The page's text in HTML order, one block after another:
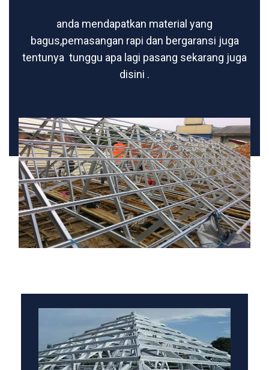
anda mendapatkan material yang
bagus,pemasangan rapi dan bergaransi juga
tentunya tunggu apa lagi pasang sekarang juga
disini .